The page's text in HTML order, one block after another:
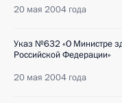
20 мая 2004 года
Указ №632 «О Министре
Российской Федерации»
20 мая 2004 года